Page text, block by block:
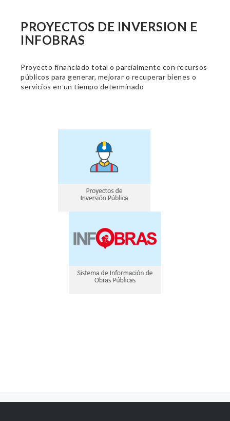
PROYECTOS DE INVERSION E
INFOBRAS
Proyecto financiado total o parcialmente con recursos
públicos para generar, mejorar o recuperar bienes o
servicios en un tiempo determinado